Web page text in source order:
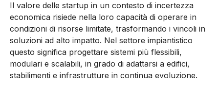
Il valore delle startup in un contesto di incertezza
economica risiede nella loro capacità di operare in
condizioni di risorse limitate, trasformando i vincoli in
soluzioni ad alto impatto. Nel settore impiantistico
questo significa progettare sistemi più flessibili,
modulari e scalabili, in grado di adattarsi a edifici,
stabilimenti e infrastrutture in continua evoluzione.